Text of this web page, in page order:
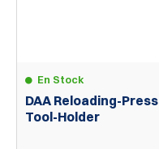
En Stock
DAA Reloading-Press
Tool-Holder